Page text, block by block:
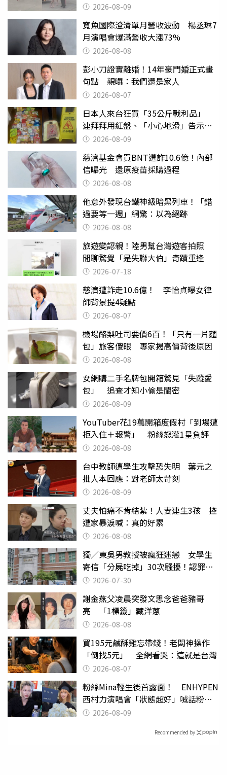
2026-08-09
寬魚國際澄清單月營收波動 楊丞琳7
月演唱會爆滿營收大漲73%
2026-08-08
彭小刀證實離婚！14年豪門婚正式畫
句點 親曝：我們還是家人
2026-08-07
日本人來台狂買「35公斤戰利品」
連拜拜用紅盤、「小心地滑」告示牌
也帶回家
2026-08-09
慈濟基金會買BNT遭詐10.6億！內部
信曝光 還原疫苗採購過程
2026-08-08
他意外發現台鐵神級暗黑列車！「錯
過要等一週」網驚：以為絕跡
2026-08-08
旅遊變認親！陸男幫台灣遊客拍照
閒聊驚覺「是失聯大伯」奇蹟重逢
2026-07-18
慈濟遭詐走10.6億！ 李怡貞曝女律
師背景提4疑點
2026-08-07
機場酪梨吐司要價6百！「只有一片麵
包」旅客傻眼 專家揭高價背後原因
2026-08-08
女網購二手名牌包開箱驚見「失蹤愛
包」 追查才知小偷是閨密
2026-08-09
YouTuber花19萬開箱度假村「到場遭
拒入住＋報警」 粉絲怒灌1星負評
2026-08-08
台中教師遭學生攻擊恐失明 葉元之
批人本回應：對老師太苛刻
2026-08-09
丈夫怕痛不肯結紮！人妻連生3孩 控
遭家暴淚喊：真的好累
2026-08-08
獨／東吳男教授被瘋狂迷戀 女學生
寄信「分屍吃掉」30次騷擾！認罪免
關 2026-07-30
謝金燕父凌晨突發文思念爸爸豬哥
亮 「1標籤」藏洋蔥
2026-08-08
買195元鹹酥雞忘帶錢！老闆神操作
「倒找5元」 全網看哭：這就是台灣
2026-08-07
粉絲Mina輕生後首露面！ ENHYPEN
西村力演唱會「狀態超好」喊話粉
絲：我們心意相通
2026-08-09
Recommended by